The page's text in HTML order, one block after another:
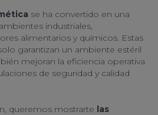
se ha convertido en una
industriales,
alimentarios y químicos. Estas
garantizan un ambiente estéril
mejoran la eficiencia operativa
de seguridad y calidad
queremos mostrarte las